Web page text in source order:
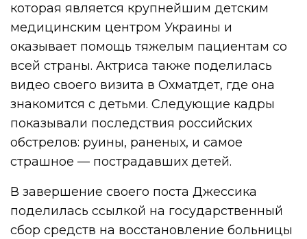
которая является крупнейшим детским
медицинским центром Украины и
оказывает помощь тяжелым пациентам со
всей страны. Актриса также поделилась
видео своего визита в Охматдет, где она
знакомится с детьми. Следующие кадры
показывали последствия российских
обстрелов: руины, раненых, и самое
страшное — пострадавших детей.
В завершение своего поста Джессика
поделилась ссылкой на государственный
сбор средств на восстановление больницы